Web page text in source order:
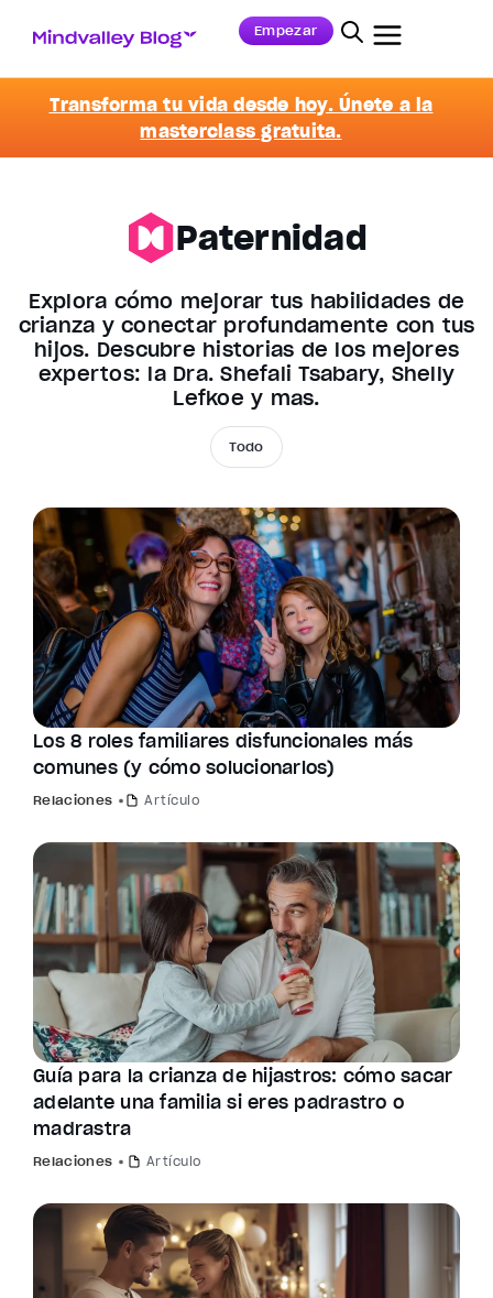
Empezar
Transforma tu vida desde hoy. Únete a la
masterclass gratuita.
Paternidad
Explora cómo mejorar tus habilidades de
crianza y conectar profundamente con tus
hijos. Descubre historias de los mejores
expertos: la Dra. Shefali Tsabary, Shelly
Lefkoe y más.
Todo
Los 8 roles familiares disfuncionales más
comunes (y cómo solucionarlos)
Relaciones Artículo
Guía para la crianza de hijastros: cómo sacar
adelante una familia si eres padrastro o
madrastra
Relaciones Artículo